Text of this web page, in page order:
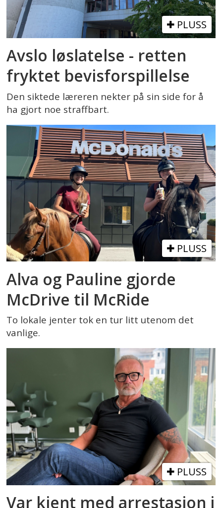
PLUSS
Avslo løslatelse - retten
fryktet bevisforspillelse
Den siktede læreren nekter på sin side for å
ha gjort noe straffbart.
PLUSS
Alva og Pauline gjorde
McDrive til McRide
To lokale jenter tok en tur litt utenom det
vanlige.
PLUSS
Var kjent med arrestasjon i